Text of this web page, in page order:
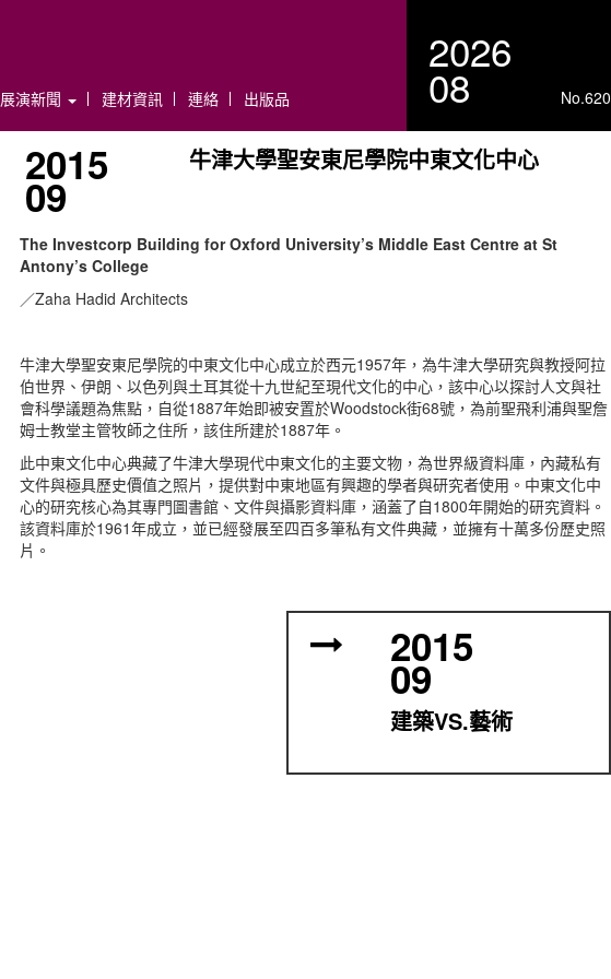
展演新聞 建材資訊 連絡 出版品
2026
08 No.620
2015
09
牛津大學聖安東尼學院中東文化中心
The Investcorp Building for Oxford University’s Middle East Centre at St
Antony’s College
／Zaha Hadid Architects
牛津大學聖安東尼學院的中東文化中心成立於西元1957年，為牛津大學研究與教授阿拉
伯世界、伊朗、以色列與土耳其從十九世紀至現代文化的中心，該中心以探討人文與社
會科學議題為焦點，自從1887年始即被安置於Woodstock街68號，為前聖飛利浦與聖詹
姆士教堂主管牧師之住所，該住所建於1887年。
此中東文化中心典藏了牛津大學現代中東文化的主要文物，為世界級資料庫，內藏私有
文件與極具歷史價值之照片，提供對中東地區有興趣的學者與研究者使用。中東文化中
心的研究核心為其專門圖書館、文件與攝影資料庫，涵蓋了自1800年開始的研究資料。
該資料庫於1961年成立，並已經發展至四百多筆私有文件典藏，並擁有十萬多份歷史照
片。
2015
09
建築VS.藝術